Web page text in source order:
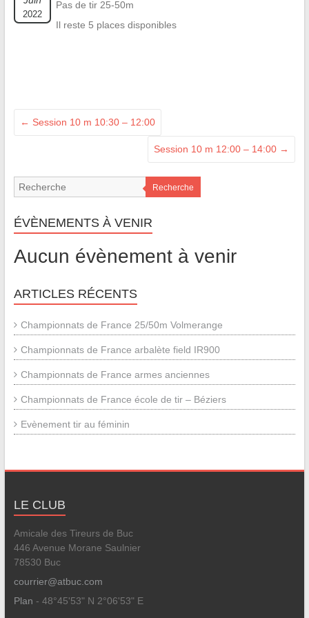
2022
Pas de tir 25-50m
Il reste 5 places disponibles
← Session 10 m 10:30 – 12:00
Session 10 m 12:00 – 14:00 →
Recherche
ÉVÈNEMENTS À VENIR
Aucun évènement à venir
ARTICLES RÉCENTS
Championnats de France 25/50m Volmerange
Championnats de France arbalète field IR900
Championnats de France armes anciennes
Championnats de France école de tir – Béziers
Evènement tir au féminin
LE CLUB
Amicale des Tireurs de Buc
446 Avenue Morane Saulnier
78530 Buc
courrier@atbuc.com
Plan - 48°45'53" N 2°06'53" E